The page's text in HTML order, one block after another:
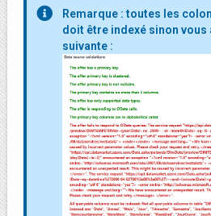
Remarque : toutes les
doit être indexé sinon vous
suivante :